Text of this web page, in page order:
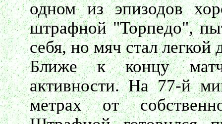
одном из эпизодов
штрафной "Торпедо",
себя, но мяч стал
Ближе к концу
активности. На 77-й
метрах от